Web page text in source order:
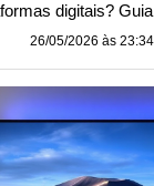
digitais?
26/05/2026 às 23:34